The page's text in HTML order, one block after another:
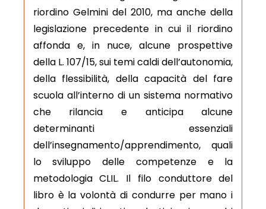
riordino Gelmini del 2010, ma anche della
legislazione precedente in cui il riordino
affonda e, in nuce, alcune prospettive
della L. 107/15, sui temi caldi dell’autonomia,
della flessibilità, della capacità del fare
scuola all’interno di un sistema normativo
che rilancia e anticipa alcune
determinanti essenziali
dell’insegnamento/apprendimento, quali
lo sviluppo delle competenze e la
metodologia CLIL. Il filo conduttore del
libro è la volontà di condurre per mano i